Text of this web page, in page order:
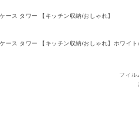
フィル